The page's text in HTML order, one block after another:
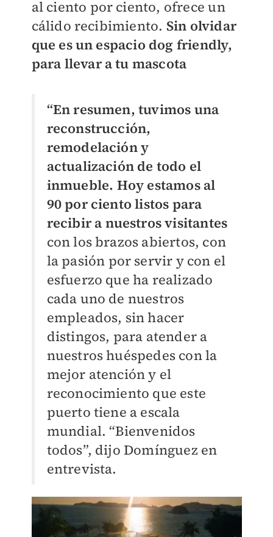
al ciento por ciento, ofrece un
cálido recibimiento. Sin olvidar
que es un espacio dog friendly,
para llevar a tu mascota
“En resumen, tuvimos una
reconstrucción,
remodelación y
actualización de todo el
inmueble. Hoy estamos al
90 por ciento listos para
recibir a nuestros visitantes
con los brazos abiertos, con
la pasión por servir y con el
esfuerzo que ha realizado
cada uno de nuestros
empleados, sin hacer
distingos, para atender a
nuestros huéspedes con la
mejor atención y el
reconocimiento que este
puerto tiene a escala
mundial. “Bienvenidos
todos”, dijo Domínguez en
entrevista.